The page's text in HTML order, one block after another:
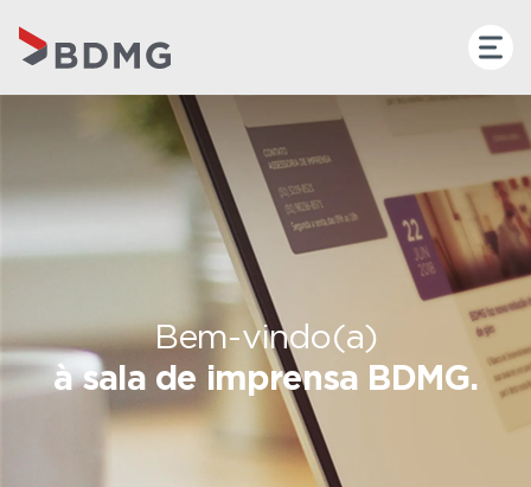
Bem-vindo(a)
à sala de imprensa BDMG.